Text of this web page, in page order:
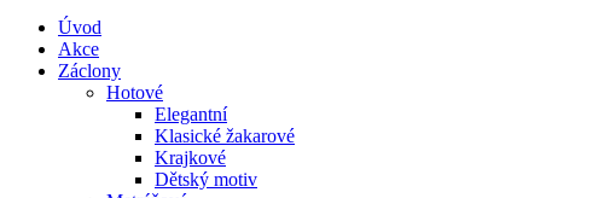
Úvod
Akce
Záclony
Hotové
Elegantní
Klasické žakarové
Krajkové
Dětský motiv